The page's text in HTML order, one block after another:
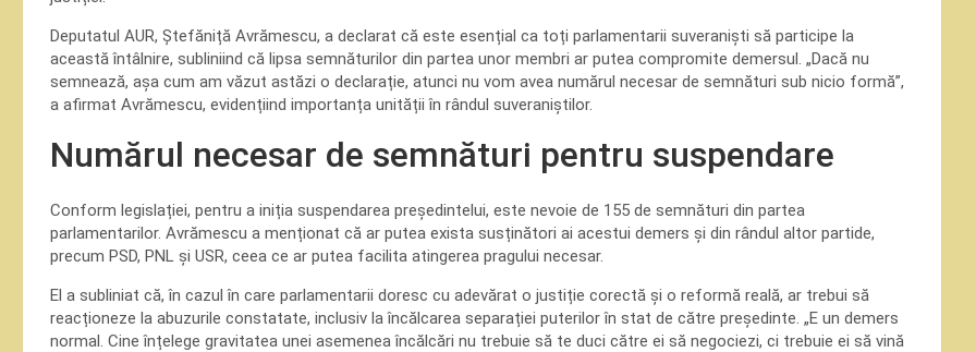
Deputatul AUR, Ștefăniță Avrămescu, a declarat că este esențial ca toți parlamentarii suveraniști să participe la
această întâlnire, subliniind că lipsa semnăturilor din partea unor membri ar putea compromite demersul. „Dacă nu
semnează, așa cum am văzut astăzi o declarație, atunci nu vom avea numărul necesar de semnături sub nicio formă”,
a afirmat Avrămescu, evidențiind importanța unității în rândul suveraniștilor.
Numărul necesar de semnături pentru suspendare
Conform legislației, pentru a iniția suspendarea președintelui, este nevoie de 155 de semnături din partea
parlamentarilor. Avrămescu a menționat că ar putea exista susținători ai acestui demers și din rândul altor partide,
precum PSD, PNL și USR, ceea ce ar putea facilita atingerea pragului necesar.
El a subliniat că, în cazul în care parlamentarii doresc cu adevărat o justiție corectă și o reformă reală, ar trebui să
reacționeze la abuzurile constatate, inclusiv la încălcarea separației puterilor în stat de către președinte. „E un demers
normal. Cine înțelege gravitatea unei asemenea încălcări nu trebuie să te duci către ei să negociezi, ci trebuie ei să vină